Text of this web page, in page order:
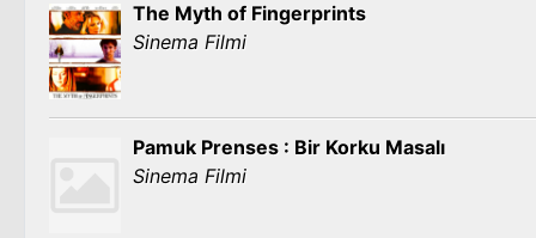
The Myth of Fingerprints
Sinema Filmi
Pamuk Prenses : Bir Korku Masalı
Sinema Filmi